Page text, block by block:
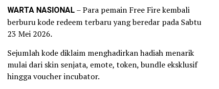
WARTA NASIONAL– Para pemain Free Fire kembali
berburu kode redeem terbaru yang beredar pada Sabtu
23 Mei 2026.
Sejumlah kode diklaim menghadirkan hadiah menarik
mulai dari skin senjata, emote, token, bundle eksklusif
hingga voucher incubator.